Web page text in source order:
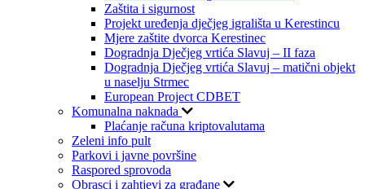
Zaštita i sigurnost
Projekt uređenja dječjeg igrališta u Kerestincu
Mjere zaštite dvorca Kerestinec
Dogradnja Dječjeg vrtića Slavuj – II faza
Dogradnja Dječjeg vrtića Slavuj – matični objekt
u naselju Strmec
European Project CDBET
Komunalna naknada
Plaćanje računa kriptovalutama
Zeleni info pult
Parkovi i javne površine
Raspored sprovoda
Obrasci i zahtjevi za građane